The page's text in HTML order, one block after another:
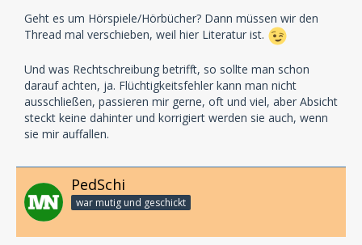
Geht es um Hörspiele/Hörbücher? Dann müssen wir den
Thread mal verschieben, weil hier Literatur ist.
Und was Rechtschreibung betrifft, so sollte man schon
darauf achten, ja. Flüchtigkeitsfehler kann man nicht
ausschließen, passieren mir gerne, oft und viel, aber Absicht
steckt keine dahinter und korrigiert werden sie auch, wenn
sie mir auffallen.
PedSchi
war mutig und geschickt